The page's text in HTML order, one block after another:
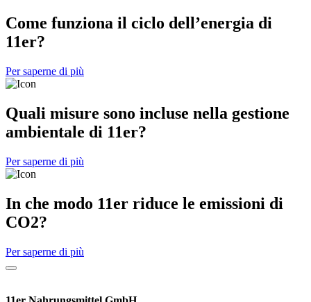
Come funziona il ciclo dell’energia di
11er?
Per saperne di più
Quali misure sono incluse nella gestione
ambientale di 11er?
Per saperne di più
In che modo 11er riduce le emissioni di
CO2?
Per saperne di più